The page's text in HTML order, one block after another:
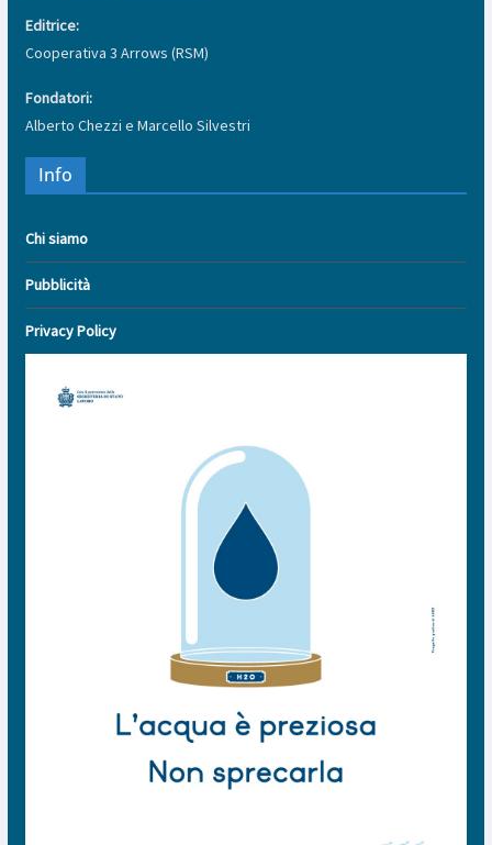
Editrice:
Cooperativa 3 Arrows (RSM)
Fondatori:
Alberto Chezzi e Marcello Silvestri
Info
Chi siamo
Pubblicità
Privacy Policy